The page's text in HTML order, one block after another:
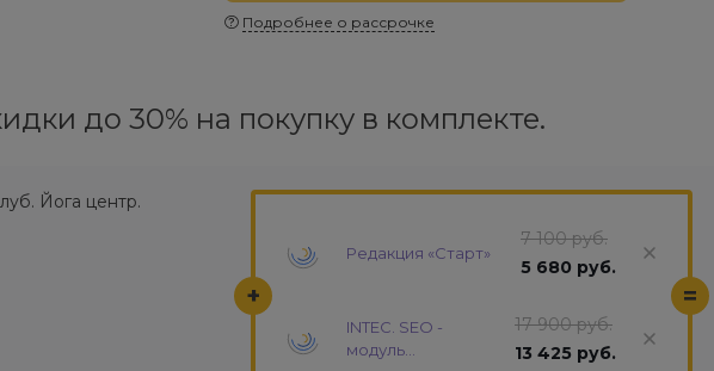
Подробнее о рассрочке
до 30% на покупку в комплекте.
Йога центр.
Редакция «Старт»
7 100 руб.
5 680 руб.
INTEC. SEO -
модуль
17 900 руб.
13 425 руб.
+ =